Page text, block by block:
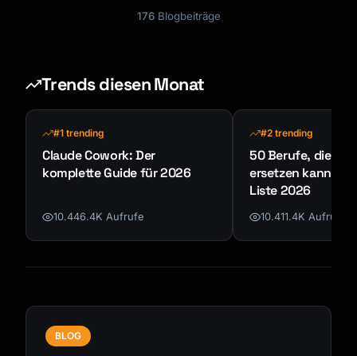
176Blogbeiträge
Trends diesen Monat
#1 trending
Claude Cowork: Der
komplette Guide für 2026
10.446.4K Aufrufe
#2 trending
50 Berufe, die KI
ersetzen kann -
Liste 2026
10.411.4K Aufrufe
BLOG